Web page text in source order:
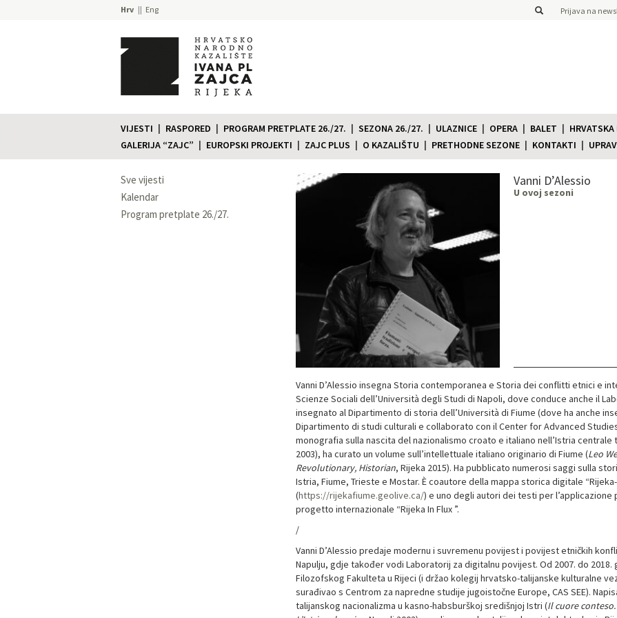
Hrv Eng Prijava na
VIJESTI RASPORED PROGRAM PRETPLATE 26./27. SEZONA 26./27. ULAZNICE OPERA BALET HRVATSKA
GALERIJA “ZAJC”
EUROPSKI PROJEKTI ZAJC PLUS O KAZALIŠTU PRETHODNE SEZONE KONTAKTI
Sve vijesti
Kalendar
Program pretplate 26./27.
Vanni D’Alessio
U ovoj sezoni
Vanni D’Alessio insegna Storia contemporanea e Storia dei conflitti etnici e
Scienze Sociali dell’Università degli Studi di Napoli, dove conduce anche il
insegnato al Dipartimento di storia dell’Università di Fiume (dove ha anche
Dipartimento di studi culturali e collaborato con il Center for Advanced
monografia sulla nascita del nazionalismo croato e italiano nell’Istria centrale
2003), ha curato un volume sull’intellettuale italiano originario di Fiume (Leo
Revolutionary, Historian, Rijeka 2015). Ha pubblicato numerosi saggi sulla
Istria, Fiume, Trieste e Mostar. È coautore della mappa storica digitale
(https://rijekafiume.geolive.ca/) e uno degli autori dei testi per l’applicazione
progetto internazionale “Rijeka In Flux ”.
/
Vanni D’Alessio predaje modernu i suvremenu povijest i povijest etničkih
Napulju, gdje također vodi Laboratorij za digitalnu povijest. Od 2007. do
Filozofskog Fakulteta u Rijeci (i držao kolegij hrvatsko-talijanske kulturalne
surađivao s Centrom za napredne studije jugoistočne Europe, CAS SEE).
talijanskog nacionalizma u kasno-habsburškoj središnjoj Istri (Il cuore